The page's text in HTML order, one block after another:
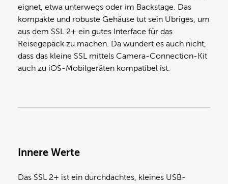
eignet, etwa unterwegs oder im Backstage. Das
kompakte und robuste Gehäuse tut sein Übriges, um
aus dem SSL 2+ ein gutes Interface für das
Reisegepäck zu machen. Da wundert es auch nicht,
dass das kleine SSL mittels Camera-Connection-Kit
auch zu iOS-Mobilgeräten kompatibel ist.
Innere Werte
Das SSL 2+ ist ein durchdachtes, kleines USB-